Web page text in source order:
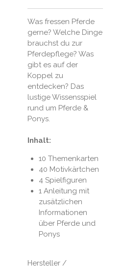
Was fressen Pferde
gerne? Welche Dinge
brauchst du zur
Pferdepflege? Was
gibt es auf der
Koppel zu
entdecken? Das
lustige Wissensspiel
rund um Pferde &
Ponys.
Inhalt:
10 Themenkarten
40 Motivkärtchen
4 Spielfiguren
1 Anleitung mit
zusätzlichen
Informationen
über Pferde und
Ponys
Hersteller /